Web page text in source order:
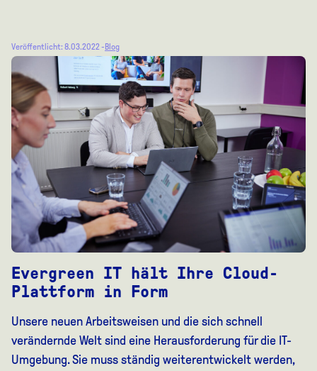
Veröffentlicht: 8.03.2022 -Blog
Evergreen IT hält Ihre Cloud-
Plattform in Form
Unsere neuen Arbeitsweisen und die sich schnell
verändernde Welt sind eine Herausforderung für die IT-
Umgebung. Sie muss ständig weiterentwickelt werden,